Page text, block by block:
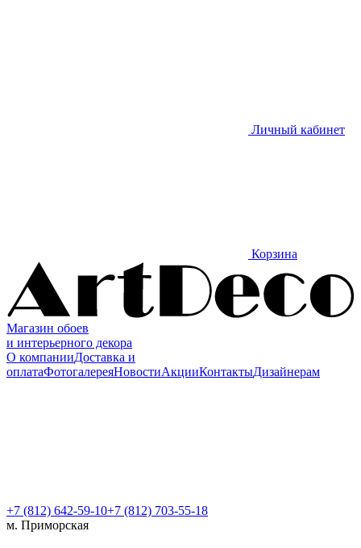
Личный кабинет
Корзина
Магазин обоев
и интерьерного декора
О компанииДоставка и
оплатаФотогалереяНовостиАкцииКонтактыДизайнерам
+7 (812) 642-59-10+7 (812) 703-55-18
м. Приморская